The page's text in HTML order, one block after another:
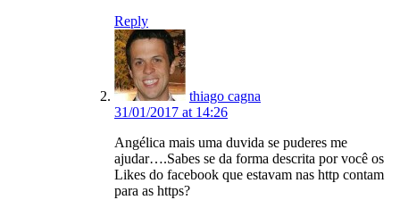
Reply
thiago cagna
31/01/2017 at 14:26
Angélica mais uma duvida se puderes me
ajudar….Sabes se da forma descrita por você os
Likes do facebook que estavam nas http contam
para as https?